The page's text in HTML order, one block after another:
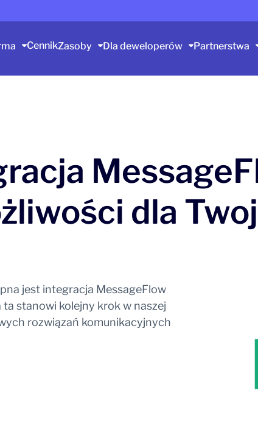
CennikZasoby Dla deweloperów Partnerstwa
dla
jest integracja MessageFlow
stanowi kolejny krok w naszej
rozwiązań komunikacyjnych